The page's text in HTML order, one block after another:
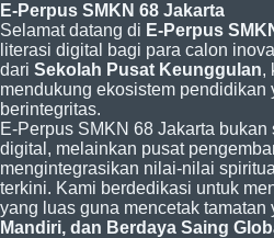
E-Perpus SMKN 68 Jakarta
Selamat datang di E-Perpus
literasi digital bagi para calon
dari Sekolah Pusat Keunggulan,
mendukung ekosistem pendidikan
berintegritas.
E-Perpus SMKN 68 Jakarta
digital, melainkan pusat
mengintegrasikan nilai-nilai
terkini. Kami berdedikasi untuk
yang luas guna mencetak tamatan
Mandiri, dan Berdaya Saing